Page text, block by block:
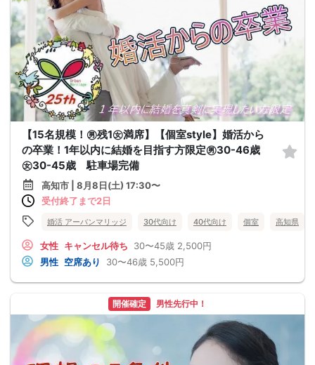
【15名規模！㊚残1㊛満席】【個室style】婚活から
の卒業！1年以内に結婚を目指す方限定㊚30-46歳
㊛30-45歳 駐車場完備
高知市 | 8月8日(土) 17:30〜
受付終了まで2日
婚活 アーバンマリッジ 30代向け 40代向け 個室 高知県
女性 キャンセル待ち 30〜45歳 2,500円
男性 空席あり 30〜46歳 5,500円
開催確定 男性先行中！